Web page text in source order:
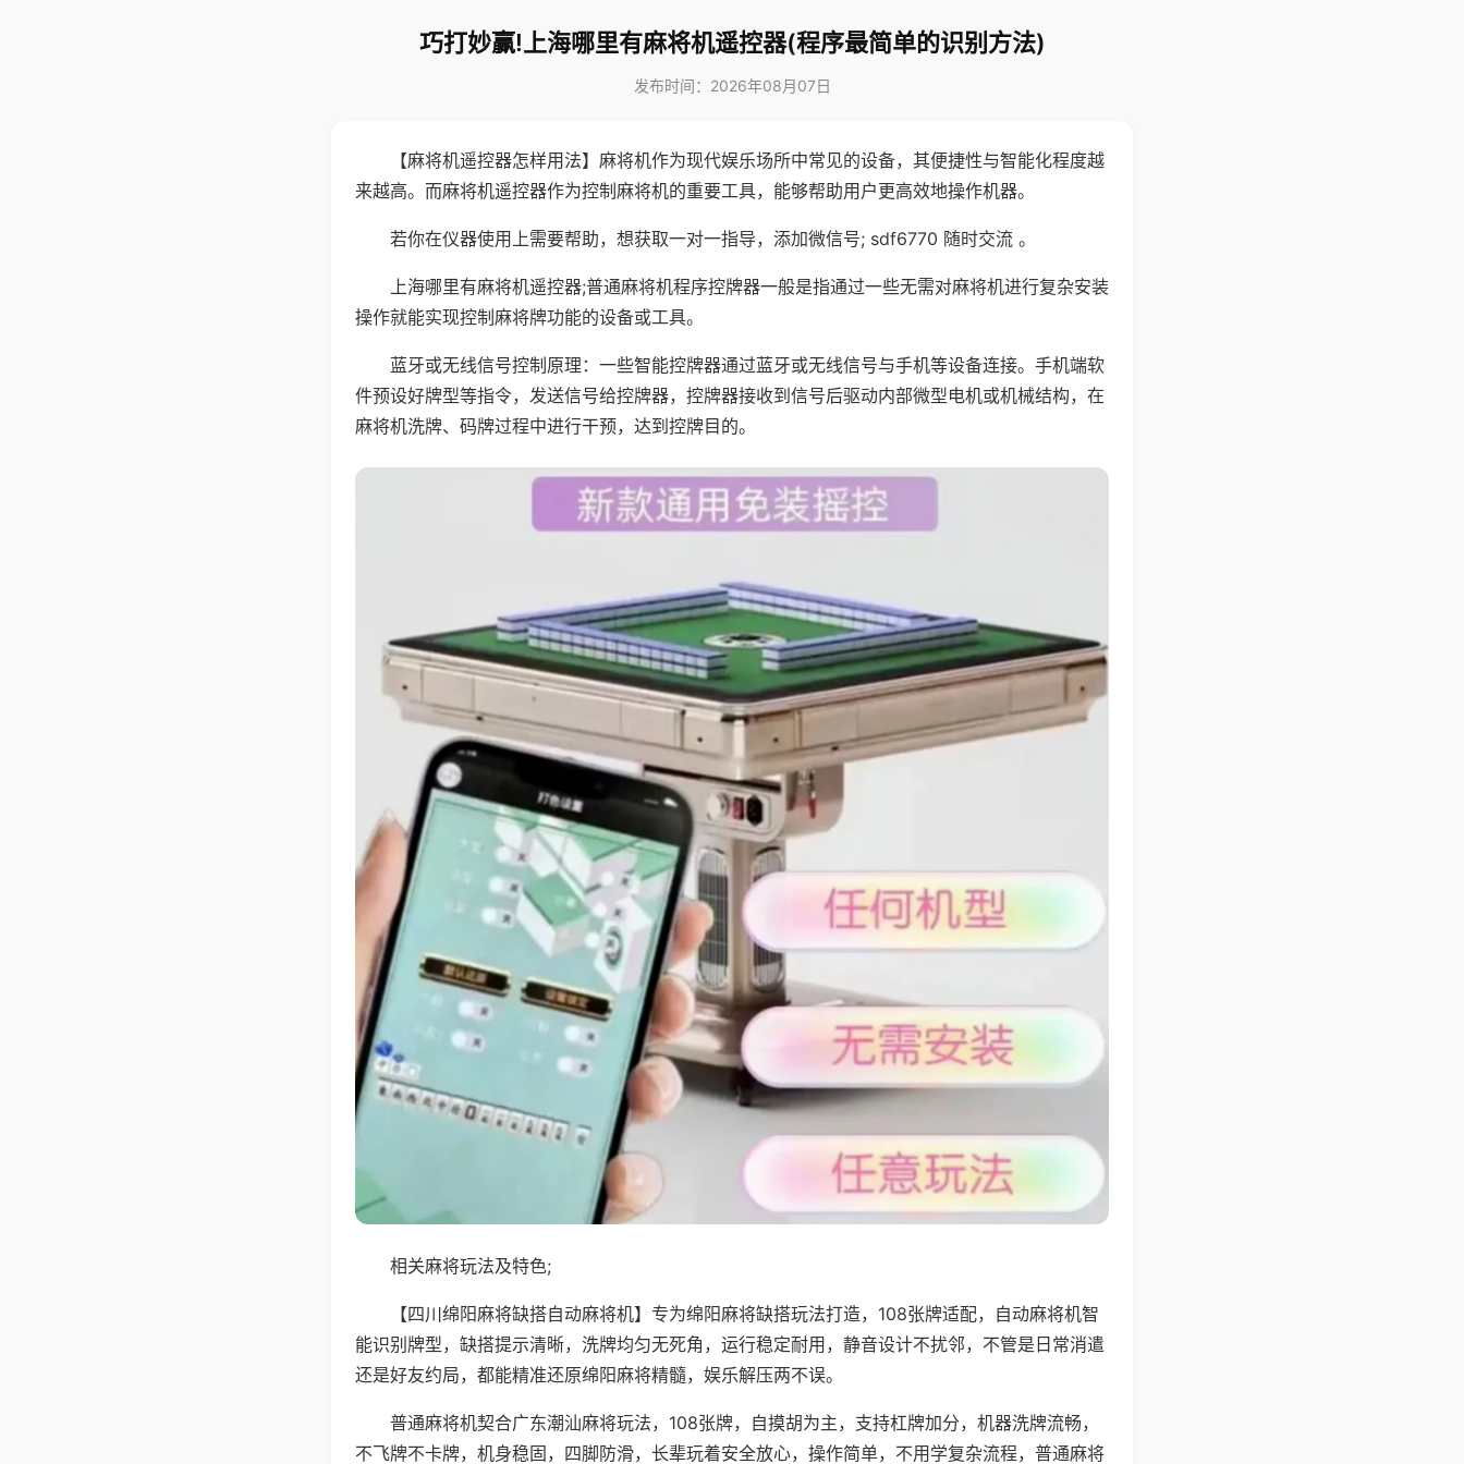
巧打妙赢!上海哪里有麻将机遥控器(程序最简单的识别方法)
发布时间：2026年08月07日
【麻将机遥控器怎样用法】麻将机作为现代娱乐场所中常见的设备，其便捷性与智能化程度越
来越高。而麻将机遥控器作为控制麻将机的重要工具，能够帮助用户更高效地操作机器。
若你在仪器使用上需要帮助，想获取一对一指导，添加微信号; sdf6770 随时交流 。
上海哪里有麻将机遥控器;普通麻将机程序控牌器一般是指通过一些无需对麻将机进行复杂安装
操作就能实现控制麻将牌功能的设备或工具。
蓝牙或无线信号控制原理：一些智能控牌器通过蓝牙或无线信号与手机等设备连接。手机端软
件预设好牌型等指令，发送信号给控牌器，控牌器接收到信号后驱动内部微型电机或机械结构，在
麻将机洗牌、码牌过程中进行干预，达到控牌目的。
相关麻将玩法及特色;
【四川绵阳麻将缺搭自动麻将机】专为绵阳麻将缺搭玩法打造，108张牌适配，自动麻将机智
能识别牌型，缺搭提示清晰，洗牌均匀无死角，运行稳定耐用，静音设计不扰邻，不管是日常消遣
还是好友约局，都能精准还原绵阳麻将精髓，娱乐解压两不误。
普通麻将机契合广东潮汕麻将玩法，108张牌，自摸胡为主，支持杠牌加分，机器洗牌流畅，
不飞牌不卡牌，机身稳固，四脚防滑，长辈玩着安全放心，操作简单，不用学复杂流程，普通麻将